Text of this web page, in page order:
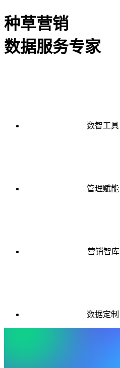
种草营销
数据服务专家
数智工具
管理赋能
营销智库
数据定制